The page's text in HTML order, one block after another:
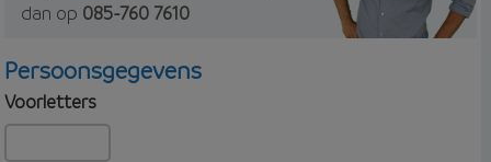
dan op 085-760 7610
Persoonsgegevens
Voorletters